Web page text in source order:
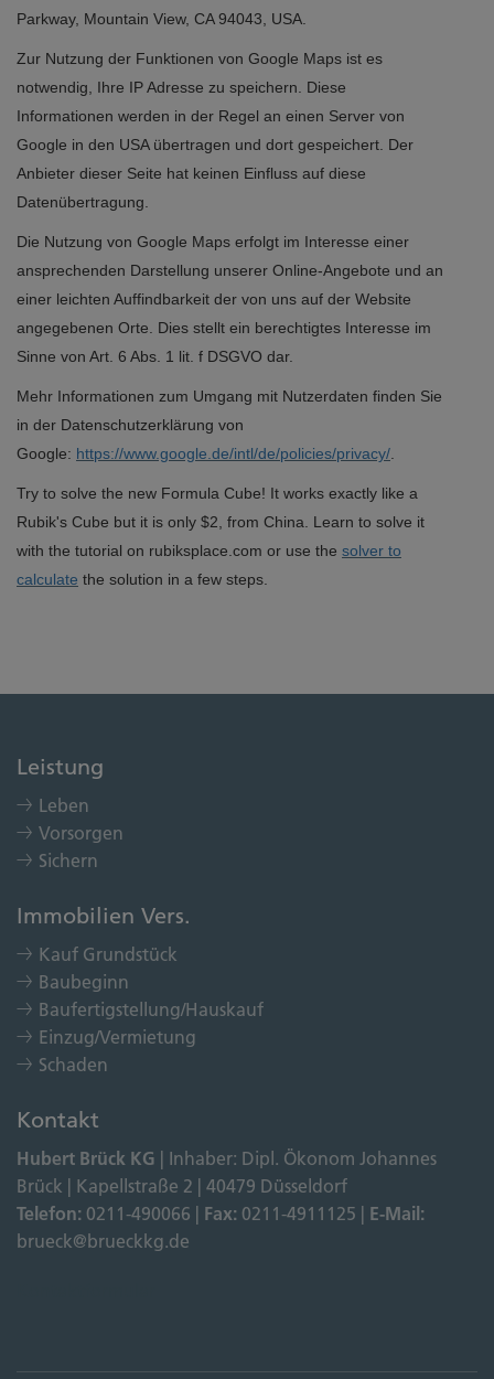
Parkway, Mountain View, CA 94043, USA.
Zur Nutzung der Funktionen von Google Maps ist es
notwendig, Ihre IP Adresse zu speichern. Diese
Informationen werden in der Regel an einen Server von
Google in den USA übertragen und dort gespeichert. Der
Anbieter dieser Seite hat keinen Einfluss auf diese
Datenübertragung.
Die Nutzung von Google Maps erfolgt im Interesse einer
ansprechenden Darstellung unserer Online-Angebote und an
einer leichten Auffindbarkeit der von uns auf der Website
angegebenen Orte. Dies stellt ein berechtigtes Interesse im
Sinne von Art. 6 Abs. 1 lit. f DSGVO dar.
Mehr Informationen zum Umgang mit Nutzerdaten finden Sie
in der Datenschutzerklärung von
Google: https://www.google.de/intl/de/policies/privacy/
Try to solve the new Formula Cube! It works exactly like a
Rubik's Cube but it is only $2, from China. Learn to solve it
with the tutorial on rubiksplace.com or use the solver to
calculate the solution in a few steps.
Leistung
Leben
Vorsorgen
Sichern
Immobilien Vers.
Kauf Grundstück
Baubeginn
Baufertigstellung/Hauskauf
Einzug/Vermietung
Schaden
Kontakt
Hubert Brück KG | Inhaber: Dipl. Ökonom Johannes
Brück | Kapellstraße 2 | 40479 Düsseldorf
Telefon: 0211-490066 | Fax: 0211-4911125 | E-Mail:
brueck@brueckkg.de